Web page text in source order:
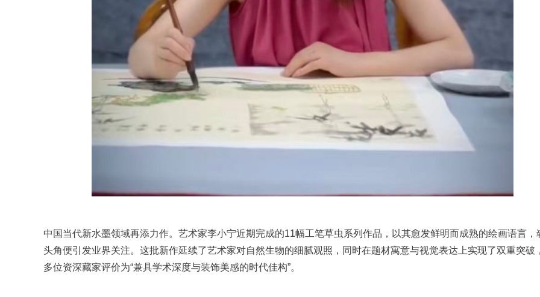
中国当代新水墨领域再添力作。艺术家李小宁近期完成的11幅工笔草虫系列作品，以其愈发鲜明而成熟的绘画语言，
头角便引发业界关注。这批新作延续了艺术家对自然生物的细腻观照，同时在题材寓意与视觉表达上实现了双重突破
多位资深藏家评价为“兼具学术深度与装饰美感的时代佳构”。